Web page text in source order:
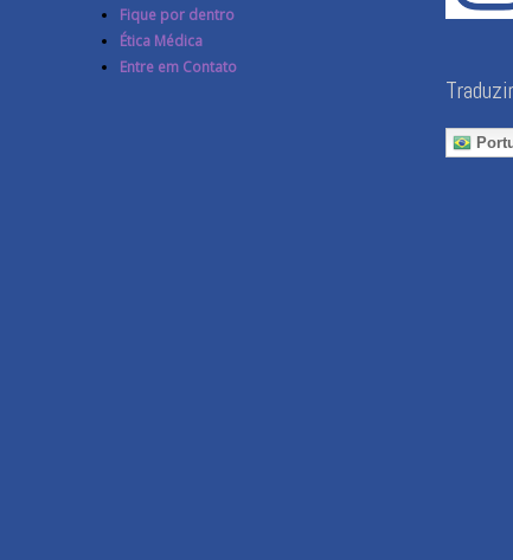
Fique por dentro
Ética Médica
Entre em Contato